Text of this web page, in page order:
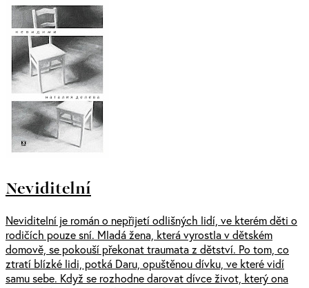
Neviditelní
Neviditelní je román o nepřijetí odlišných lidí, ve kterém děti o
rodičích pouze sní. Mladá žena, která vyrostla v dětském
domově, se pokouší překonat traumata z dětství. Po tom, co
ztratí blízké lidi, potká Daru, opuštěnou dívku, ve které vidí
samu sebe. Když se rozhodne darovat dívce život, který ona